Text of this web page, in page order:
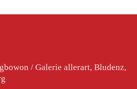
/ Galerie allerart, Bludenz,